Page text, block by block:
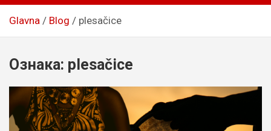
Glavna Blog plesačice
Ознака: plesačice